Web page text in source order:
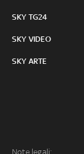
SKY TG24
SKY VIDEO
SKY ARTE
Note legali: